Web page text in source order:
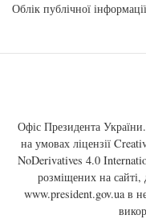
Облік публічної інформації
Офіс Президента
на умовах ліцензії
NoDerivatives 4.0
розміщених на сайті,
www.president.gov.uaв